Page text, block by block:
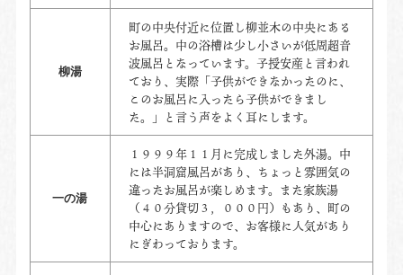
柳湯
町の中央付近に位置し柳並木の中央にある
お風呂。中の浴槽は少し小さいが低周超音
波風呂となっています。子授安産と言われ
ており、実際「子供ができなかったのに、
このお風呂に入ったら子供ができまし
た。」と言う声をよく耳にします。
一の湯
１９９９年１１月に完成しました外湯。中
には半洞窟風呂があり、ちょっと雰囲気の
違ったお風呂が楽しめます。また家族湯
（４０分貸切３，０００円）もあり、町の
中心にありますので、お客様に人気があり
にぎわっております。